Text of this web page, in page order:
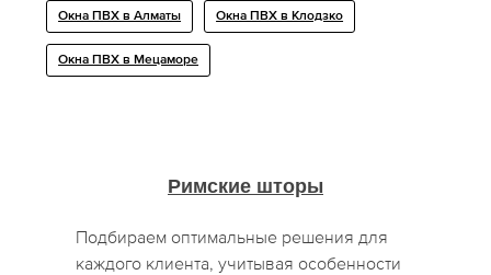
Окна ПВХ в Алматы Окна ПВХ в Клодзко
Окна ПВХ в Мецаморе
Римские шторы
Подбираем оптимальные решения для
каждого клиента, учитывая особенности